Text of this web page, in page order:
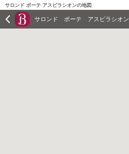
サロンド ボーテ アスピラシオンの地図
サロンド ボーテ アスピラシオン